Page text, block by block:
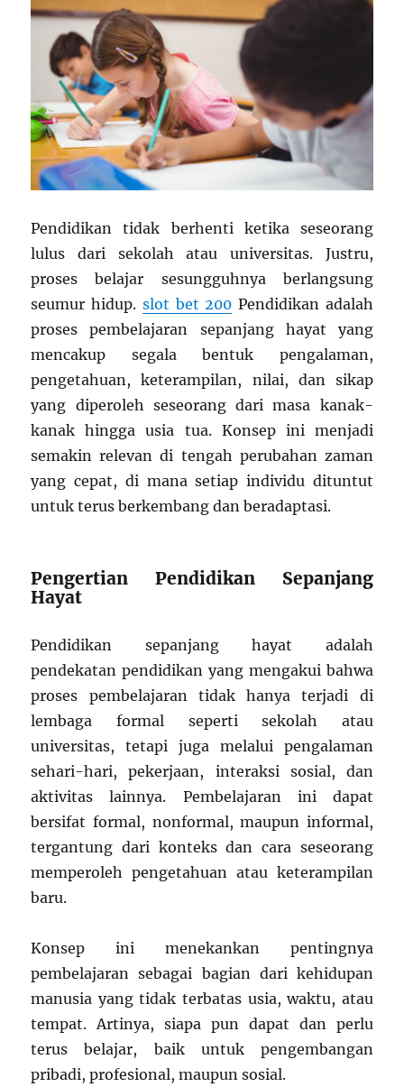
Pendidikan tidak berhenti ketika seseorang
lulus dari sekolah atau universitas. Justru,
proses belajar sesungguhnya berlangsung
seumur hidup. slot bet 200 Pendidikan adalah
proses pembelajaran sepanjang hayat yang
mencakup segala bentuk pengalaman,
pengetahuan, keterampilan, nilai, dan sikap
yang diperoleh seseorang dari masa kanak-
kanak hingga usia tua. Konsep ini menjadi
semakin relevan di tengah perubahan zaman
yang cepat, di mana setiap individu dituntut
untuk terus berkembang dan beradaptasi.
Pengertian Pendidikan Sepanjang
Hayat
Pendidikan sepanjang hayat adalah
pendekatan pendidikan yang mengakui bahwa
proses pembelajaran tidak hanya terjadi di
lembaga formal seperti sekolah atau
universitas, tetapi juga melalui pengalaman
sehari-hari, pekerjaan, interaksi sosial, dan
aktivitas lainnya. Pembelajaran ini dapat
bersifat formal, nonformal, maupun informal,
tergantung dari konteks dan cara seseorang
memperoleh pengetahuan atau keterampilan
baru.
Konsep ini menekankan pentingnya
pembelajaran sebagai bagian dari kehidupan
manusia yang tidak terbatas usia, waktu, atau
tempat. Artinya, siapa pun dapat dan perlu
terus belajar, baik untuk pengembangan
pribadi, profesional, maupun sosial.